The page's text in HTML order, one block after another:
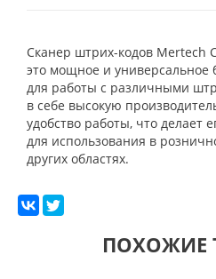
Сканер штрих-кодов Mertech
это мощное и универсальное
для работы с различными
в себе высокую
удобство работы, что делает
для использования в
других областях.
ПОХОЖИЕ